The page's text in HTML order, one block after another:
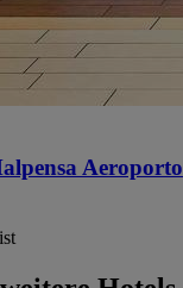
Aeroporto